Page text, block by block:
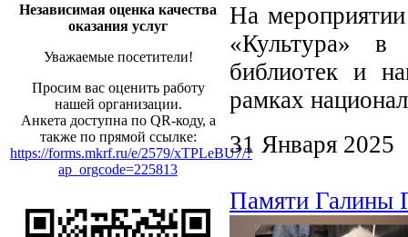
Независимая оценка качества
оказания услуг
Уважаемые посетители!
Просим вас оценить работу
нашей организации.
Анкета доступна по QR-коду, а
также по прямой ссылке:
https://forms.mkrf.ru/e/2579/xTPLeBU7/?
ap_orgcode=225813
На мероприятии
«Культура» в
библиотек и
рамках
31 Января 2025
Памяти Галины